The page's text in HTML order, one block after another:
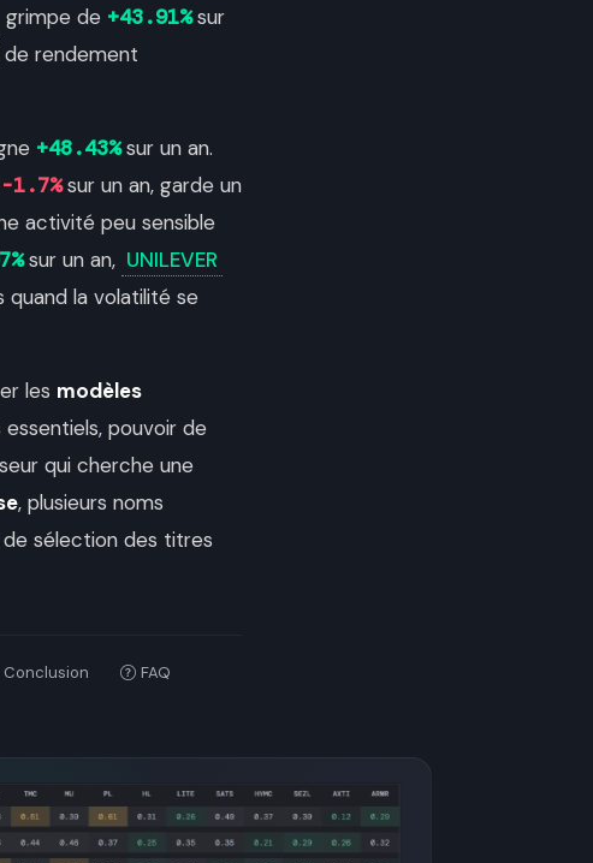
grimpe de +43.91%sur
rendement
+48.43%sur un an.
-1.7%sur un an, garde un
activité peu sensible
sur un an, UNILEVER
quand la volatilité se
les modèles
pouvoir de
qui cherche une
, plusieurs noms
sélection des titres
Conclusion FAQ